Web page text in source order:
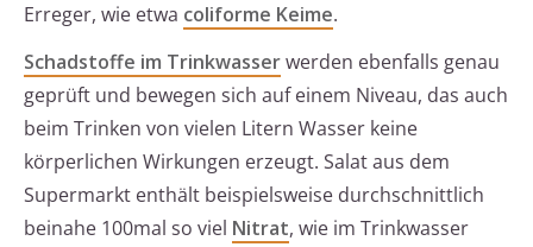
Erreger, wie etwa coliforme Keime.
Schadstoffe im Trinkwasserwerden ebenfalls genau
geprüft und bewegen sich auf einem Niveau, das auch
beim Trinken von vielen Litern Wasser keine
körperlichen Wirkungen erzeugt. Salat aus dem
Supermarkt enthält beispielsweise durchschnittlich
beinahe 100mal so viel Nitrat, wie im Trinkwasser